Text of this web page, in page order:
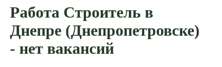
Работа Строитель в
Днепре (Днепропетровске)
- нет вакансий